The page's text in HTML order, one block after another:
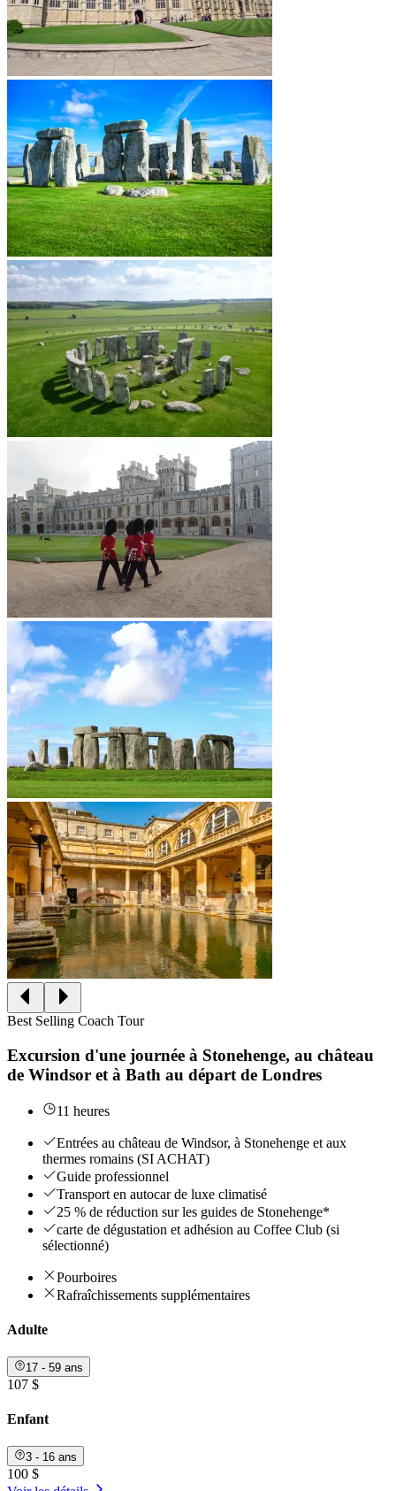
Best Selling Coach Tour
Excursion d'une journée à Stonehenge, au château
de Windsor et à Bath au départ de Londres
11 heures
Entrées au château de Windsor, à Stonehenge et aux
thermes romains (SI ACHAT)
Guide professionnel
Transport en autocar de luxe climatisé
25 % de réduction sur les guides de Stonehenge*
carte de dégustation et adhésion au Coffee Club (si
sélectionné)
Pourboires
Rafraîchissements supplémentaires
Adulte
17 - 59 ans
107 $
Enfant
3 - 16 ans
100 $